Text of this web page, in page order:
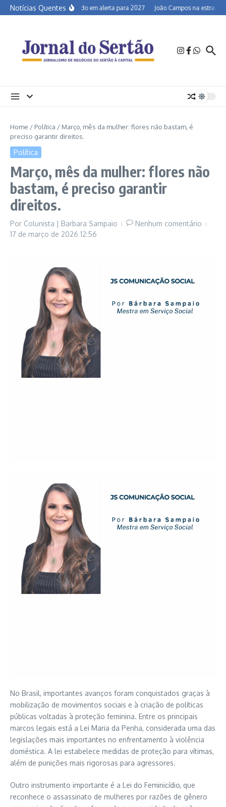
Ir para o conteúdo
Notícias QuentesSemiárido em alerta para 2027 João Campos na estrada
Home / Política / Março, mês da mulher: flores não bastam, é
preciso garantir direitos.
Política
Março, mês da mulher: flores não
bastam, é preciso garantir
direitos.
Por Colunista | Barbara Sampaio
Nenhum comentário
17 de março de 2026 12:56
No Brasil, importantes avanços foram conquistados graças à
mobilização de movimentos sociais e à criação de políticas
públicas voltadas à proteção feminina. Entre os principais
marcos legais está a Lei Maria da Penha, considerada uma das
legislações mais importantes no enfrentamento à violência
doméstica. A lei estabelece medidas de proteção para vítimas,
além de punições mais rigorosas para agressores.
Outro instrumento importante é a Lei do Feminicídio, que
reconhece o assassinato de mulheres por razões de gênero